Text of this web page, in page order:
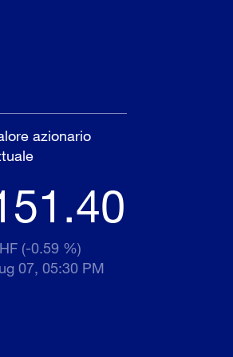
azionario
(-0.59 %)
07, 05:30 PM